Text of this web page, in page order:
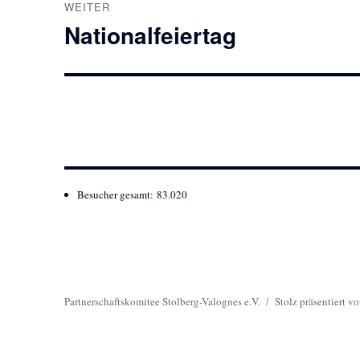
WEITER
Nächster
Nationalfeiertag
Besucher gesamt:83.020
Partnerschaftskomitee Stolberg-Valognes e.V. Stolz präsentiert